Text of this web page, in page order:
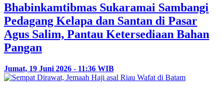
Bhabinkamtibmas Sukaramai Sambangi
Pedagang Kelapa dan Santan di Pasar
Agus Salim, Pantau Ketersediaan Bahan
Pangan
Jumat, 19 Juni 2026 - 11:36 WIB